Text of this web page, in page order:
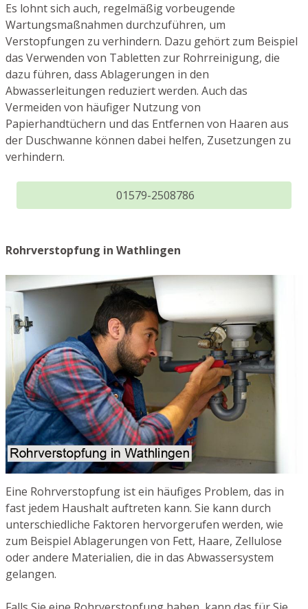
Es lohnt sich auch, regelmäßig vorbeugende
Wartungsmaßnahmen durchzuführen, um
Verstopfungen zu verhindern. Dazu gehört zum Beispiel
das Verwenden von Tabletten zur Rohrreinigung, die
dazu führen, dass Ablagerungen in den
Abwasserleitungen reduziert werden. Auch das
Vermeiden von häufiger Nutzung von
Papierhandtüchern und das Entfernen von Haaren aus
der Duschwanne können dabei helfen, Zusetzungen zu
verhindern.
01579-2508786
Rohrverstopfung in Wathlingen
Eine Rohrverstopfung ist ein häufiges Problem, das in
fast jedem Haushalt auftreten kann. Sie kann durch
unterschiedliche Faktoren hervorgerufen werden, wie
zum Beispiel Ablagerungen von Fett, Haare, Zellulose
oder andere Materialien, die in das Abwassersystem
gelangen.